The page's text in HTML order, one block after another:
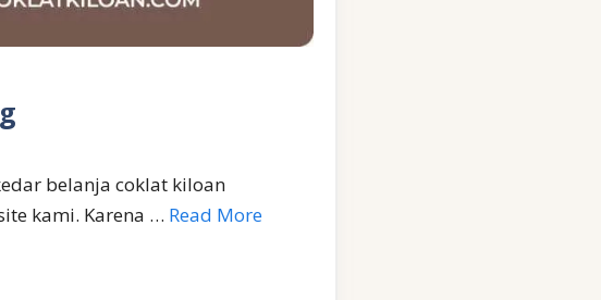
belanja coklat kiloan
kami. Karena … Read More